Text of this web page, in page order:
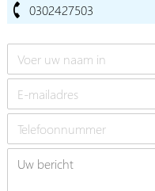
0302427503